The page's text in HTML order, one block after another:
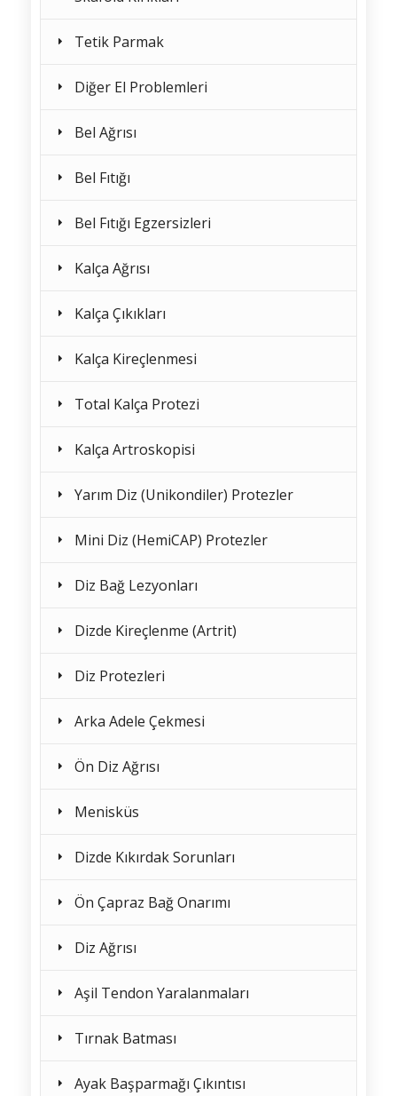
Tetik Parmak
Diğer El Problemleri
Bel Ağrısı
Bel Fıtığı
Bel Fıtığı Egzersizleri
Kalça Ağrısı
Kalça Çıkıkları
Kalça Kireçlenmesi
Total Kalça Protezi
Kalça Artroskopisi
Yarım Diz (Unikondiler) Protezler
Mini Diz (HemiCAP) Protezler
Diz Bağ Lezyonları
Dizde Kireçlenme (Artrit)
Diz Protezleri
Arka Adele Çekmesi
Ön Diz Ağrısı
Menisküs
Dizde Kıkırdak Sorunları
Ön Çapraz Bağ Onarımı
Diz Ağrısı
Aşil Tendon Yaralanmaları
Tırnak Batması
Ayak Başparmağı Çıkıntısı